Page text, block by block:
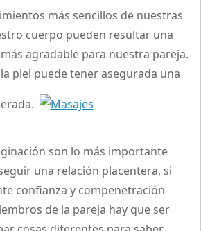
más sencillos de nuestras
cuerpo pueden resultar una
agradable para nuestra pareja.
piel puede tener asegurada una
son lo más importante
una relación placentera, si
confianza y compenetración
de la pareja hay que ser